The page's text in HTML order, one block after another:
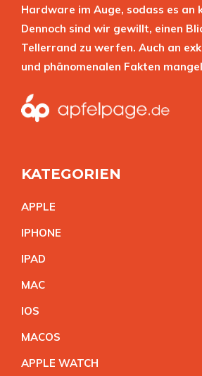
Hardware im Auge, sodass es an
Dennoch sind wir gewillt, einen
Tellerrand zu werfen. Auch an
und phänomenalen Fakten
KATEGORIEN
APPLE
IPHONE
IPAD
MAC
IOS
MACOS
APPLE WATCH